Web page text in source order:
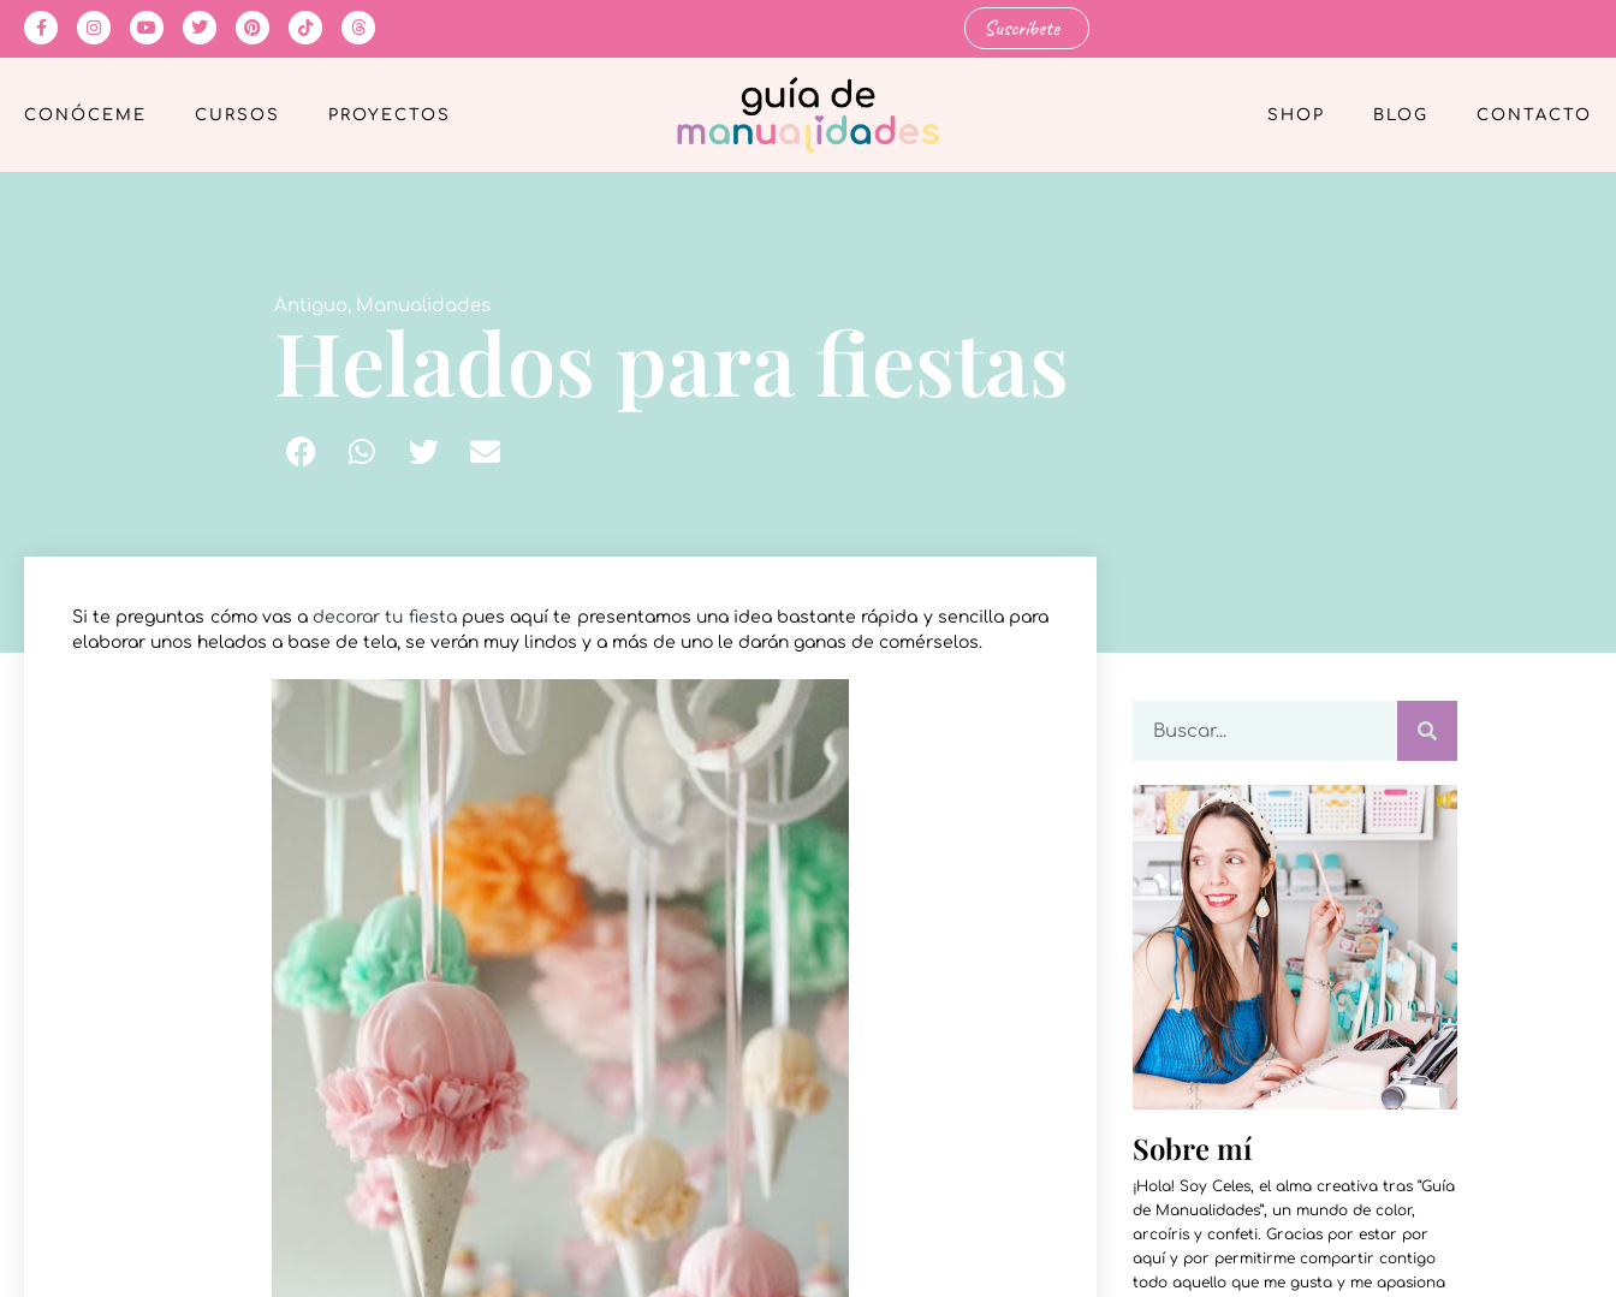
Suscríbete
CONÓCEME CURSOS PROYECTOS SHOP BLOG CONTACTO
Antiguo, Manualidades
Helados para fiestas
Si te preguntas cómo vas a decorar tu fiestapues aquí te presentamos una idea bastante rápida y sencilla para
elaborar unos helados a base de tela, se verán muy lindos y a más de uno le darán ganas de comérselos.
Sobre mí
¡Hola! Soy Celes, el alma creativa tras “Guía
de Manualidades”, un mundo de color,
arcoíris y confeti. Gracias por estar por
aquí y por permitirme compartir contigo
todo aquello que me gusta y me apasiona